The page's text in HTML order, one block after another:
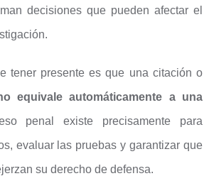
decisiones que pueden afectar el
tener presente es que una citación o
equivale automáticamente a una
penal existe precisamente para
evaluar las pruebas y garantizar que
su derecho de defensa.